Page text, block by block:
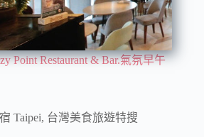
Point Restaurant & Bar.氣氛早午
Taipei, 台灣美食旅遊特搜